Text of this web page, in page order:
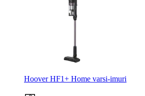
Hoover HF1+ Home varsi-imuri